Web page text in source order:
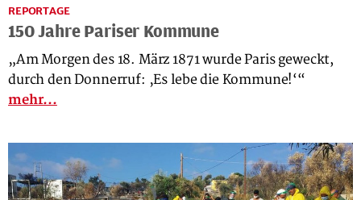
REPORTAGE
150 Jahre Pariser Kommune
„Am Morgen des 18. März 1871 wurde Paris geweckt,
durch den Donnerruf: ‚Es lebe die Kommune!‘“
mehr...